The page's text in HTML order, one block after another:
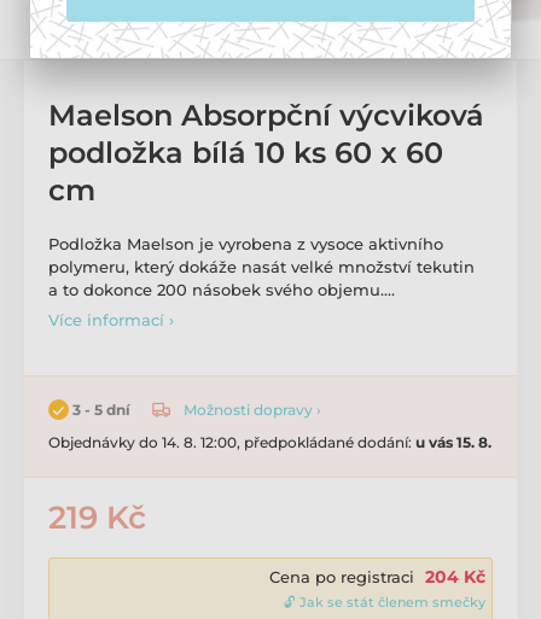
Maelson Absorpční výcviková
podložka bílá 10 ks 60 x 60
cm
Podložka Maelson je vyrobena z vysoce aktivního
polymeru, který dokáže nasát velké množství tekutin
a to dokonce 200 násobek svého objemu.…
Více informací ›
3 - 5 dní
Možnosti dopravy ›
Objednávky do 14. 8. 12:00, předpokládané dodání: u vás 15. 8.
219 Kč
Cena po registraci 204 Kč
🔓 Jak se stát členem smečky